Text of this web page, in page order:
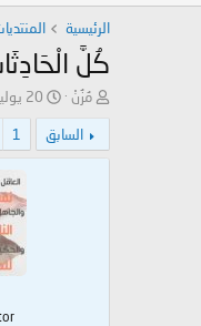
الرئيسية
كُلَّ
ب
ا
د
ئ
مُزُنْ
ت
ا
ي
20 يوليو 2012
السابق 1